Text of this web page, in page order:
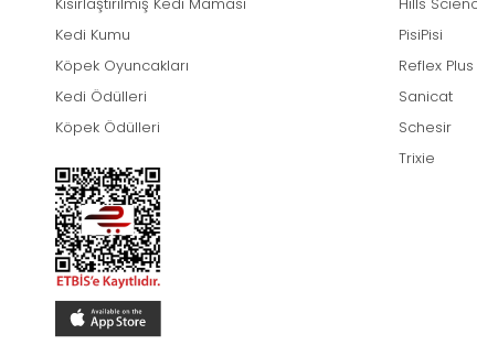
Kedi Kumu
Köpek Oyuncakları
Kedi Ödülleri
Köpek Ödülleri
PisiPisi
Reflex Plus
Sanicat
Schesir
Trixie